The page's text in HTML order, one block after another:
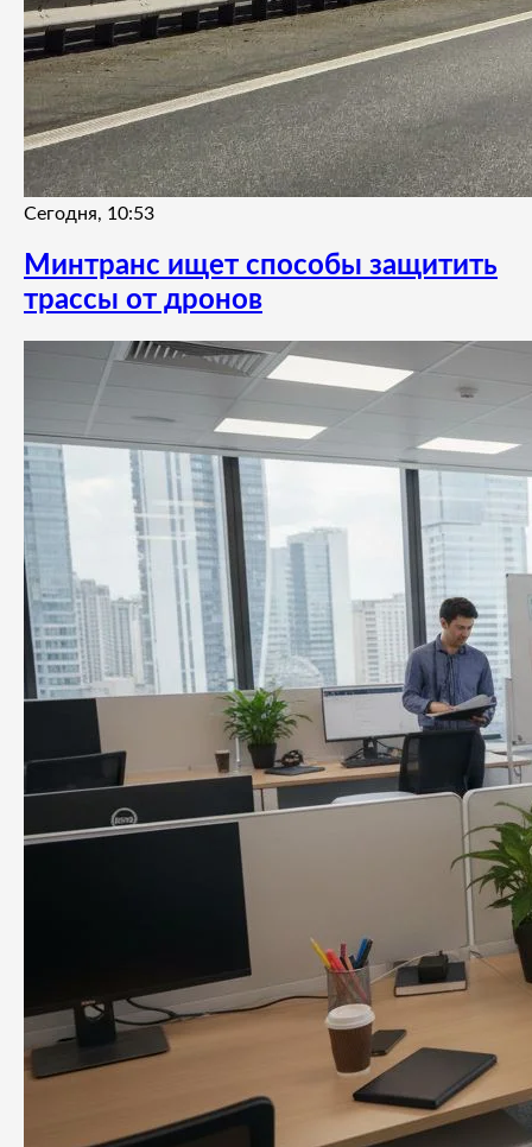
Сегодня, 10:53
Минтранс ищет способы защитить
трассы от дронов